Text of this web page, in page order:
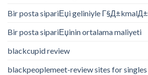
Bir posta sipariЕџi geliniyle
Bir posta sipariЕџinin ortalama maliyeti
blackcupid review
blackpeoplemeet-review sites for singles